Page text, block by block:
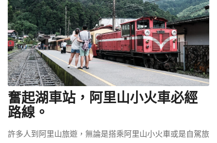
奮起湖車站，阿里山小火車必經
路線。
許多人到阿里山旅遊，無論是搭乘阿里山小火車或是自駕旅